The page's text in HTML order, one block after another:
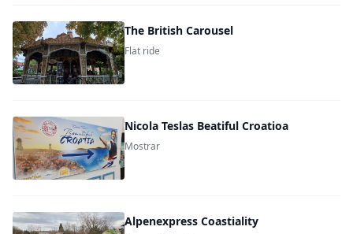
The British Carousel
Flat ride
Nicola Teslas Beatiful Croatioa
Mostrar
Alpenexpress Coastiality